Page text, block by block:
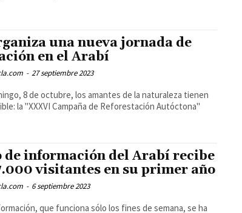
una nueva jornada de
en el Arabí
- 27 septiembre 2023
8 de octubre, los amantes de la naturaleza tienen
la "XXXVI Campaña de Reforestación Autóctona"
de información del Arabí recibe
visitantes en su primer año
- 6 septiembre 2023
que funciona sólo los fines de semana, se ha